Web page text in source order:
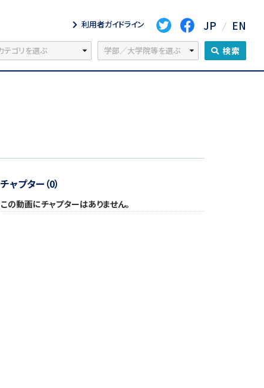
利用者ガイドライン JP EN
検索
チャプター（0）
この動画にチャプターはありません。